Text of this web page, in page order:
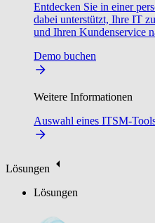
Entdecken Sie in einer
dabei unterstützt, Ihre IT
und Ihren Kundenservice
Demo buchen
Weitere Informationen
Auswahl eines ITSM-
Lösungen
Lösungen